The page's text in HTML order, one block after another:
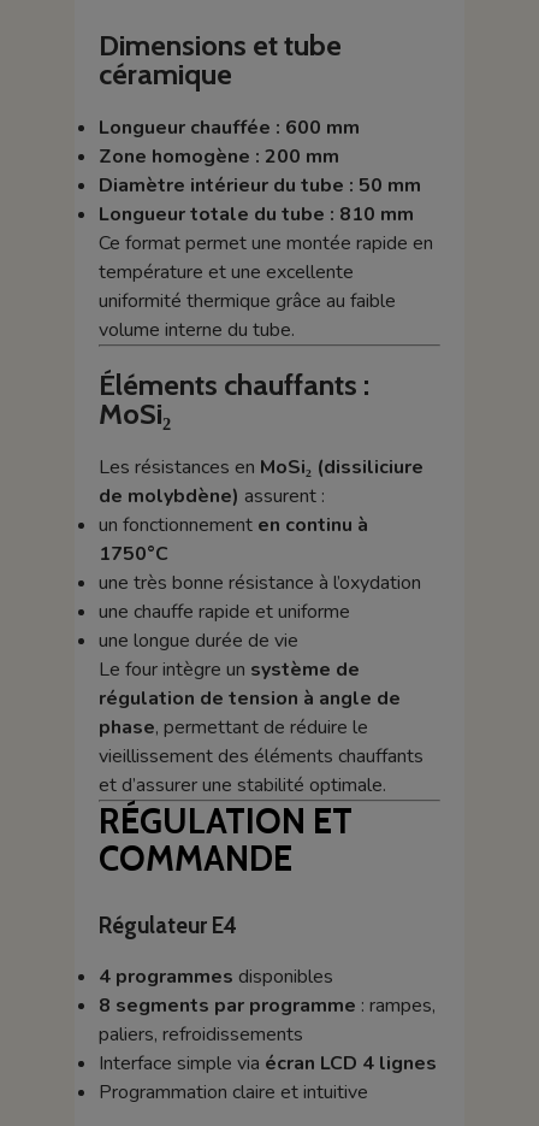
Dimensions et tube
céramique
Longueur chauffée : 600 mm
Zone homogène : 200 mm
Diamètre intérieur du tube : 50 mm
Longueur totale du tube : 810 mm
Ce format permet une montée rapide en
température et une excellente
uniformité thermique grâce au faible
volume interne du tube.
Éléments chauffants :
MoSi₂
Les résistances en MoSi₂ (dissiliciure
de molybdène) assurent :
un fonctionnement en continu à
1750°C
une très bonne résistance à l’oxydation
une chauffe rapide et uniforme
une longue durée de vie
Le four intègre un système de
régulation de tension à angle de
phase, permettant de réduire le
vieillissement des éléments chauffants
et d’assurer une stabilité optimale.
RÉGULATION ET
COMMANDE
Régulateur E4
4 programmes disponibles
8 segments par programme : rampes,
paliers, refroidissements
Interface simple via écran LCD 4 lignes
Programmation claire et intuitive